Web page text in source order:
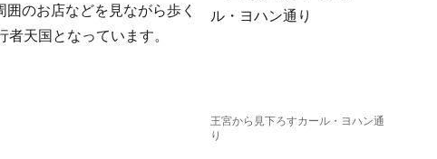
王宮から見下ろすカール・ヨハン通
り
のお店などを見ながら歩く
天国となっています。